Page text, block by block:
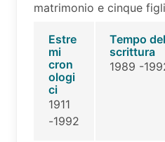
matrimonio e cinque
Estre
mi
cron
ologi
ci
1911
-1992
Tempo
scrittura
1989 -